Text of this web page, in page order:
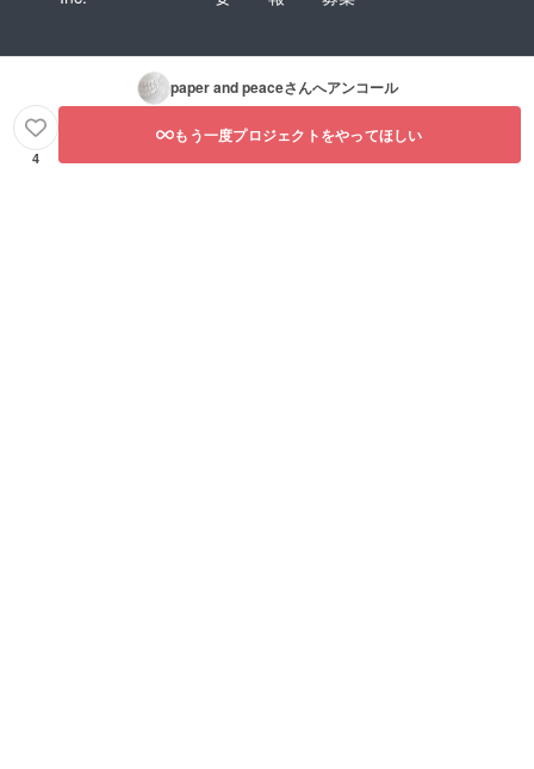
paper and peaceさんへアンコール
4
もう一度プロジェクトをやってほしい